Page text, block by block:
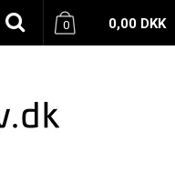
0,00 DKK
0